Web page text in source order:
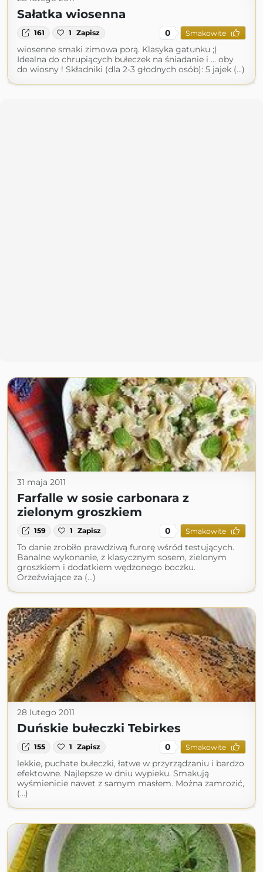
Sałatka wiosenna
161 1 Zapisz 0 Smakowite
wiosenne smaki zimowa porą. Klasyka gatunku ;)
Idealna do chrupiących bułeczek na śniadanie i ... oby
do wiosny ! Składniki (dla 2-3 głodnych osób): 5 jajek (...)
31 maja 2011
Farfalle w sosie carbonara z
zielonym groszkiem
159 1 Zapisz 0 Smakowite
To danie zrobiło prawdziwą furorę wśród testujących.
Banalne wykonanie, z klasycznym sosem, zielonym
groszkiem i dodatkiem wędzonego boczku.
Orzeźwiające za (...)
28 lutego 2011
Duńskie bułeczki Tebirkes
155 1 Zapisz 0 Smakowite
lekkie, puchate bułeczki, łatwe w przyrządzaniu i bardzo
efektowne. Najlepsze w dniu wypieku. Smakują
wyśmienicie nawet z samym masłem. Można zamrozić,
(...)